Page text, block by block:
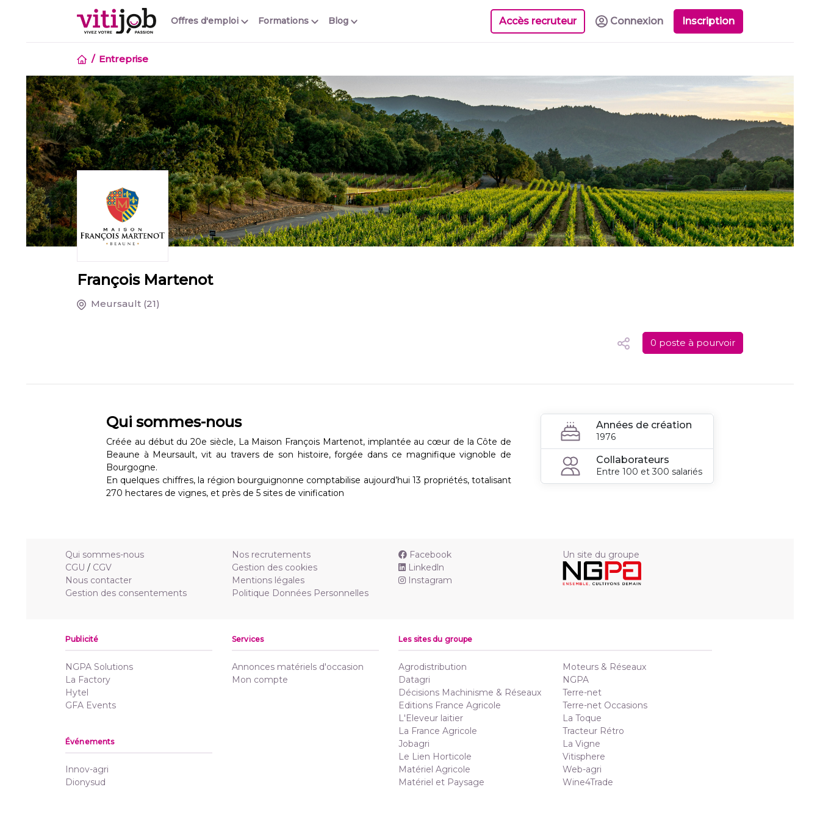
Offres d'emploi Blog
Formations Accès recruteur Connexion Inscription
Entreprise
François Martenot
Meursault (21)
0 poste à pourvoir
Qui sommes-nous
Créée au début du 20e siècle, La Maison François Martenot, implantée au cœur de la Côte de
Beaune à Meursault, vit au travers de son histoire, forgée dans ce magnifique vignoble de
Bourgogne.
En quelques chiffres, la région bourguignonne comptabilise aujourd’hui 13 propriétés, totalisant
270 hectares de vignes, et près de 5 sites de vinification
Années de création
1976
Collaborateurs
Entre 100 et 300 salariés
Qui sommes-nous
CGU / CGV
Nous contacter
Gestion des consentements
Nos recrutements
Gestion des cookies
Mentions légales
Politique Données Personnelles
Facebook
Linkedln
Instagram
Un site du groupe
Publicité
NGPA Solutions
La Factory
Hytel
GFA Events
Services
Annonces matériels d'occasion
Mon compte
Événements
Innov-agri
Dionysud
Les sites du groupe
Agrodistribution
Datagri
Décisions Machinisme & Réseaux
Editions France Agricole
L'Eleveur laitier
La France Agricole
Jobagri
Le Lien Horticole
Matériel Agricole
Matériel et Paysage
Moteurs & Réseaux
NGPA
Terre-net
Terre-net Occasions
La Toque
Tracteur Rétro
La Vigne
Vitisphere
Web-agri
Wine4Trade